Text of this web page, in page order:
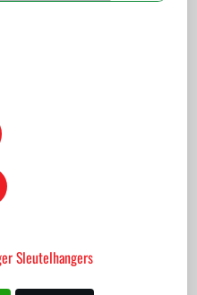
Sleutelhangers